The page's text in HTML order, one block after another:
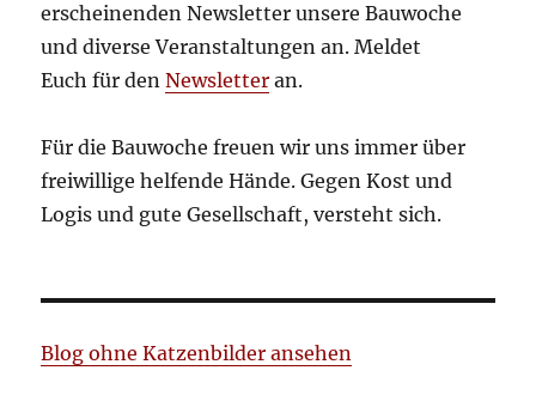
erscheinenden Newsletter unsere Bauwoche
und diverse Veranstaltungen an. Meldet
Euch für denNewsletter an.
Für die Bauwoche freuen wir uns immer über
freiwillige helfende Hände. Gegen Kost und
Logis und gute Gesellschaft, versteht sich.
Blog ohne Katzenbilder ansehen